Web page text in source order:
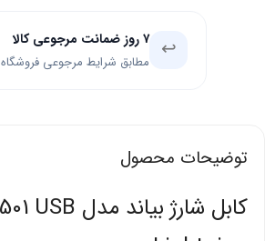
↩️ ۷ روز ضمانت مرجوعی کالا
مطابق شرایط مرجوعی فروشگاه
توضیحات محصول